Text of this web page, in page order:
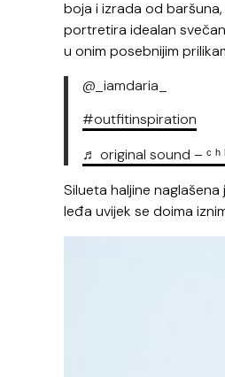
boja i izrada od
portretira idealan
u onim posebnijim
@_iamdaria_
#outfitinspiration
♬ original sound – ᶜ ʰ ˡ ˡ
Silueta haljine
leđa uvijek se doima